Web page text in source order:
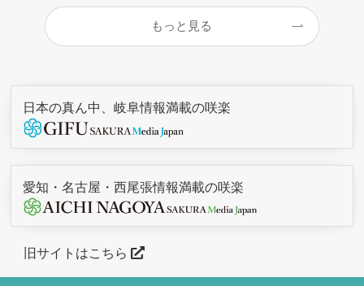
もっと見る
日本の真ん中、岐阜情報満載の咲楽
愛知・名古屋・西尾張情報満載の咲楽
旧サイトはこちら